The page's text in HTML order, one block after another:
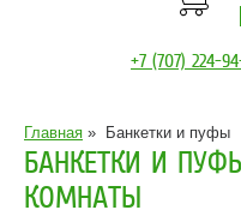
+7 (707) 224-
Главная » Банкетки и пуфы
БАНКЕТКИ И
КОМНАТЫ